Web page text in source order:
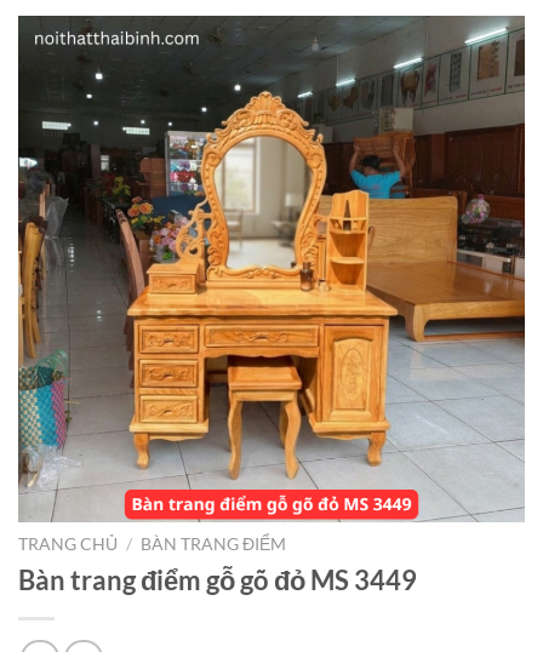
TRANG CHỦ / BÀN TRANG ĐIỂM
Bàn trang điểm gỗ gõ đỏ MS 3449